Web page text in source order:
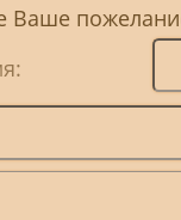
Ваше
имя: